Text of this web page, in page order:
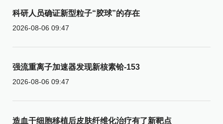
科研人员确证新型粒子“胶球”的存在
2026-08-06 09:47
强流重离子加速器发现新核素铪-153
2026-08-06 09:47
造血干细胞移植后皮肤纤维化治疗有了新靶点